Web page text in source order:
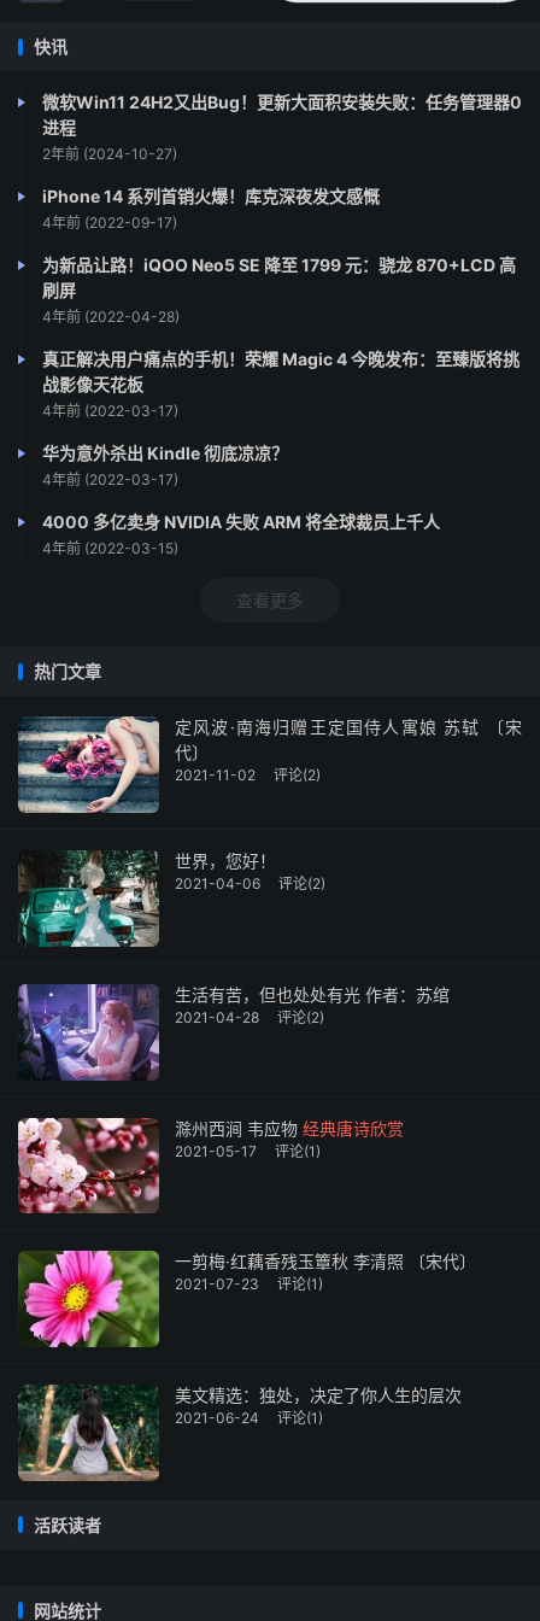
快讯
微软Win11 24H2又出Bug！更新大面积安装失败：任务管理器0
进程
2年前 (2024-10-27)
iPhone 14 系列首销火爆！库克深夜发文感慨
4年前 (2022-09-17)
为新品让路！iQOO Neo5 SE 降至 1799 元：骁龙 870+LCD 高
刷屏
4年前 (2022-04-28)
真正解决用户痛点的手机！荣耀 Magic 4 今晚发布：至臻版将挑
战影像天花板
4年前 (2022-03-17)
华为意外杀出 Kindle 彻底凉凉？
4年前 (2022-03-17)
4000 多亿卖身 NVIDIA 失败 ARM 将全球裁员上千人
4年前 (2022-03-15)
查看更多
热门文章
定风波·南海归赠王定国侍人寓娘 苏轼 〔宋
代〕
2021-11-02 评论(2)
世界，您好！
2021-04-06 评论(2)
生活有苦，但也处处有光 作者：苏绾
2021-04-28 评论(2)
滁州西涧 韦应物 经典唐诗欣赏
2021-05-17 评论(1)
一剪梅·红藕香残玉簟秋 李清照 〔宋代〕
2021-07-23 评论(1)
美文精选：独处，决定了你人生的层次
2021-06-24 评论(1)
活跃读者
网站统计